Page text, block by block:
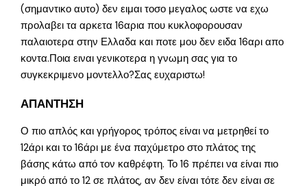
(σημαντικο αυτο) δεν ειμαι τοσο μεγαλος ωστε να εχω
προλαβει τα αρκετα 16αρια που κυκλοφορουσαν
παλαιοτερα στην Ελλαδα και ποτε μου δεν ειδα 16αρι απο
κοντα.Ποια ειναι γενικοτερα η γνωμη σας για το
συγκεκριμενο μοντελλο?Σας ευχαριστω!
ΑΠΑΝΤΗΣΗ
Ο πιο απλός και γρήγορος τρόπος είναι να μετρηθεί το
12άρι και το 16άρι με ένα παχύμετρο στο πλάτος της
βάσης κάτω από τον καθρέφτη. Το 16 πρέπει να είναι πιο
μικρό από το 12 σε πλάτος, αν δεν είναι τότε δεν είναι σε